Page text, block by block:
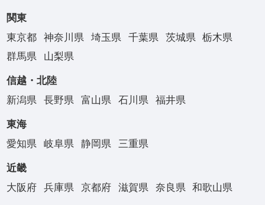
関東
東京都
神奈川県 埼玉県 千葉県 茨城県
栃木県
群馬県
山梨県
信越・北陸
新潟県
長野県 富山県 石川県 福井県
東海
愛知県
岐阜県 静岡県 三重県
近畿
大阪府
兵庫県 京都府 滋賀県 奈良県 和歌山県